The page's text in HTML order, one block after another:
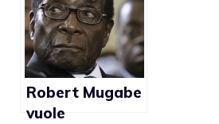
Robert Mugabe
vuole